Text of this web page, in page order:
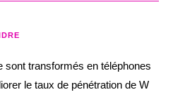
transformés en téléphones
le taux de pénétration de W